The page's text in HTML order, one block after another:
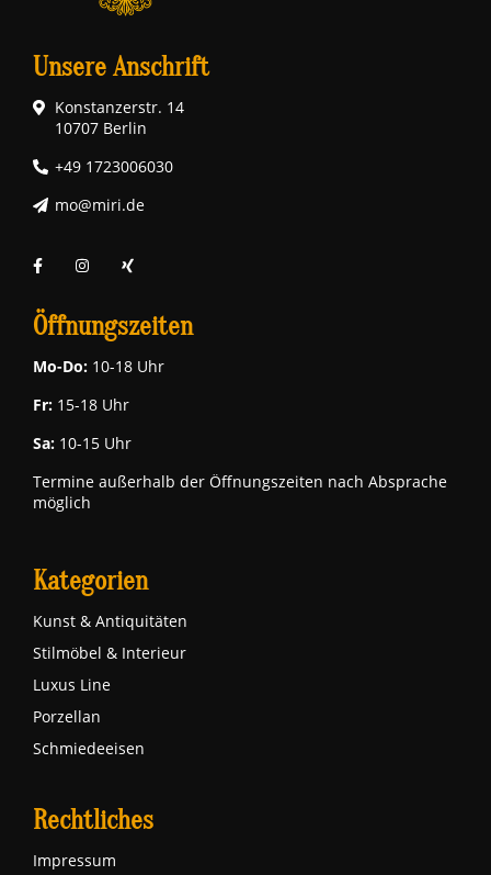
Unsere Anschrift
Konstanzerstr. 14
10707 Berlin
+49 1723006030
mo@miri.de
Öffnungszeiten
Mo-Do: 10-18 Uhr
Fr: 15-18 Uhr
Sa: 10-15 Uhr
Termine außerhalb der Öffnungszeiten nach Absprache
möglich
Kategorien
Kunst & Antiquitäten
Stilmöbel & Interieur
Luxus Line
Porzellan
Schmiedeeisen
Rechtliches
Impressum